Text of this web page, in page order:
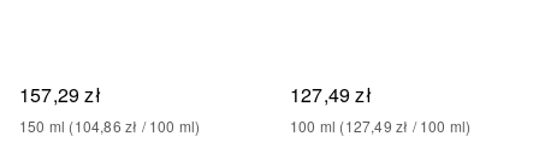
157,29 zł
150 ml (104,86 zł / 100 ml)
127,49 zł
100 ml (127,49 zł / 100 ml)